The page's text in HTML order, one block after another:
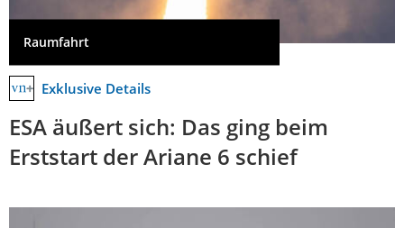
Raumfahrt
Exklusive Details
ESA äußert sich: Das ging beim
Erststart der Ariane 6 schief